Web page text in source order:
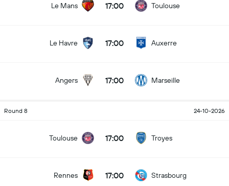
Le Mans 17:00 Toulouse
Le Havre 17:00 Auxerre
Angers 17:00 Marseille
Round 8 24-10-2026
Toulouse 17:00 Troyes
Rennes 17:00 Strasbourg